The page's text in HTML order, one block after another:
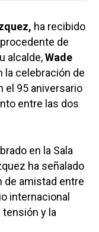
ha recibido
de
alcalde,Wade
la celebración de
el 95 aniversario
entre las dos
en la Sala
ha señalado
de amistad entre
internacional
y la